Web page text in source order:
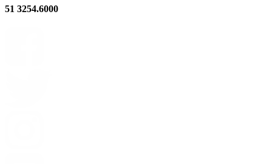
51 3254.6000